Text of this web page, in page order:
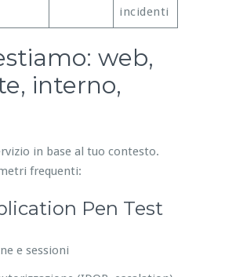
incidenti
web,
interno,
in base al tuo contesto.
frequenti:
Pen Test
e sessioni